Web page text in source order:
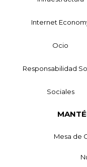
Internet
Ocio
Responsabilidad
Sociales
Mesa de